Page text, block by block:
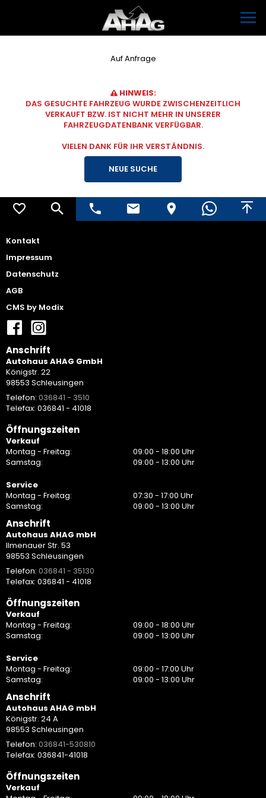
Auf Anfrage
HINWEIS:
DAS GESUCHTE FAHRZEUG WURDE ZWISCHENZEITLICH
VERKAUFT BZW. IST NICHT MEHR IN UNSERER
FAHRZEUGDATENBANK VERFÜGBAR.
VIELEN DANK FÜR IHR VERSTÄNDNIS.
NEUE SUCHE
Kontakt
Impressum
Datenschutz
AGB
CMS by Modix
Anschrift
Autohaus AHAG GmbH
Königstr. 22
98553 Schleusingen
Telefon: 036841 - 3510
Telefax: 036841 - 41018
Öffnungszeiten
Verkauf
Montag - Freitag:
09:00 - 18:00 Uhr
Samstag:
09:00 - 13:00 Uhr
Service
Montag - Freitag:
07:30 - 17:00 Uhr
Samstag:
09:00 - 13:00 Uhr
Anschrift
Autohaus AHAG mbH
Ilmenauer Str. 53
98553 Schleusingen
Telefon: 036841 - 35130
Telefax: 036841 - 41018
Öffnungszeiten
Verkauf
Montag - Freitag:
09:00 - 18:00 Uhr
Samstag:
09:00 - 13:00 Uhr
Service
Montag - Freitag:
09:00 - 17:00 Uhr
Samstag:
09:00 - 13:00 Uhr
Anschrift
Autohaus AHAG mbH
Königstr. 24 A
98553 Schleusingen
Telefon: 036841-530810
Telefax: 036841-41018
Öffnungszeiten
Verkauf